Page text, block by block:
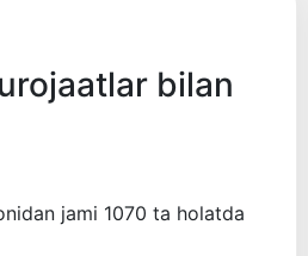
bilan
jami 1070 ta holatda